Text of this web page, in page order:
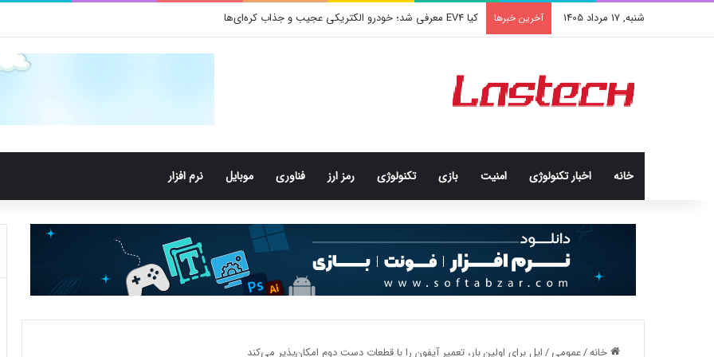
شنبه, 17 مرداد 1405 آخرین خبرها کیا EV4 معرفی شد؛ خودرو الکتریکی عجیب و جذاب کره‌ای‌ها
خانه اخبار تکنولوژی امنيت بازی تکنولوژی رمز ارز فناوری موبایل نرم افزار
خانه/عمومی/اپل برای اولین بار، تعمیر آیفون را با قطعات دست دوم امکان‌پذیر می‌کند